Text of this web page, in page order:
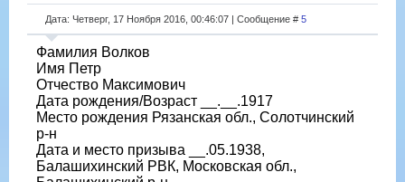
Дата: Четверг, 17 Ноября 2016, 00:46:07 | Сообщение # 5
Фамилия Волков
Имя Петр
Отчество Максимович
Дата рождения/Возраст __.__.1917
Место рождения Рязанская обл., Солотчинский
р-н
Дата и место призыва __.05.1938,
Балашихинский РВК, Московская обл.,